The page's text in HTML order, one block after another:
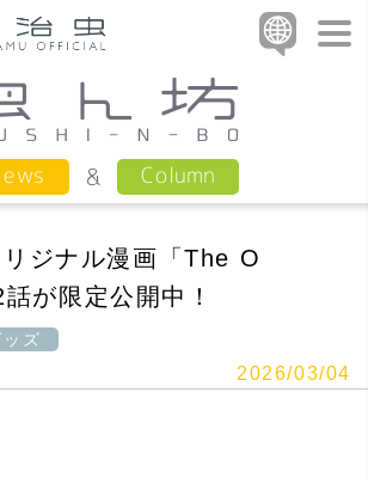
Column
ジナル漫画「The O
が限定公開中！
ッズ
2026/03/04